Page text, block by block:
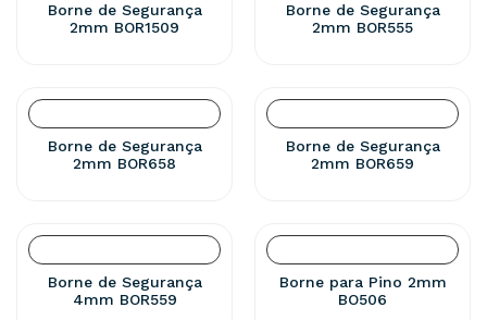
Borne de Segurança
2mm BOR1509
Borne de Segurança
2mm BOR555
Borne de Segurança
2mm BOR658
Borne de Segurança
2mm BOR659
Borne de Segurança
4mm BOR559
Borne para Pino 2mm
BO506